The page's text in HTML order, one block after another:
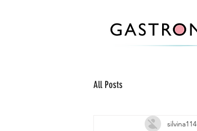
All Posts
silvina114